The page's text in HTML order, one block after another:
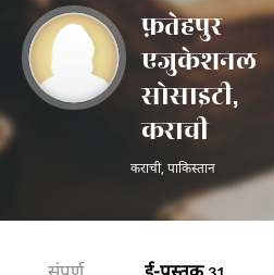
फ़तेहपुर
एजुकेशनल
सोसाइटी,
कराची
कराची, पाकिस्तान